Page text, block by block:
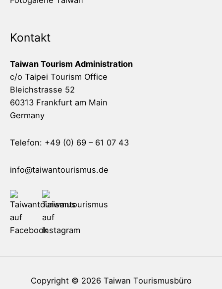
Kontakt
Taiwan Tourism Administration
c/o Taipei Tourism Office
Bleichstrasse 52
60313 Frankfurt am Main
Germany
Telefon: +49 (0) 69 – 61 07 43
info@taiwantourismus.de
Copyright © 2026 Taiwan Tourismusbüro